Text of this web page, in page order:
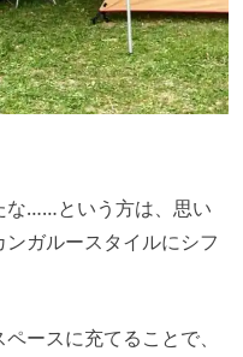
な……という方は、思い
ガルースタイルにシフ
ースに充てることで、